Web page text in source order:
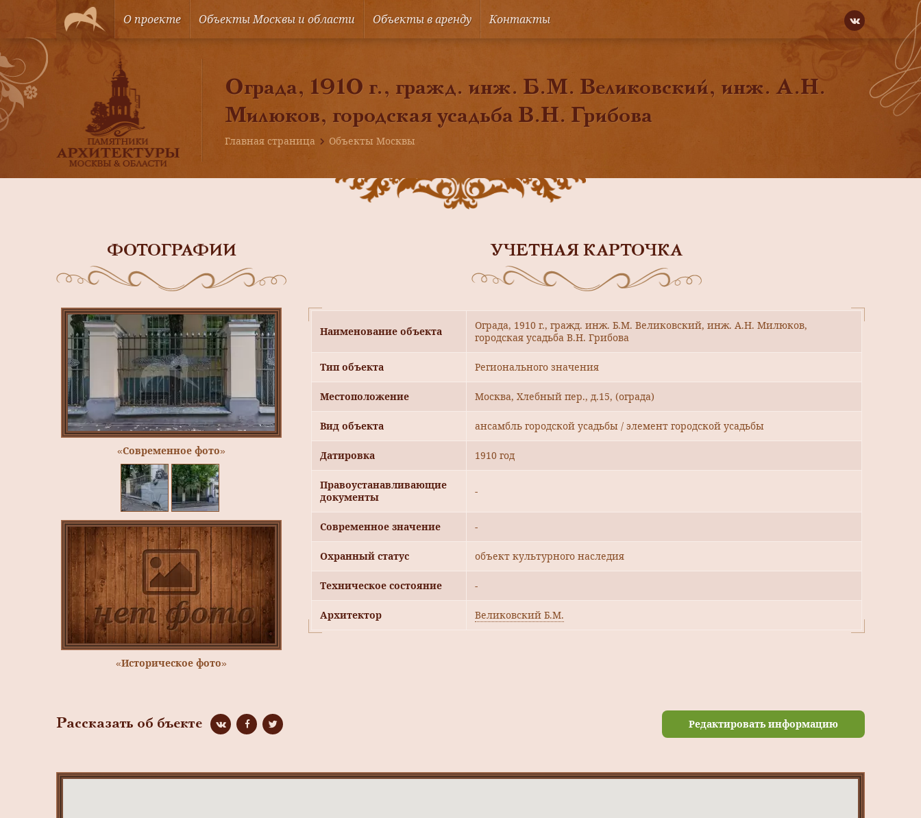
О проекте Объекты Москвы и области Объекты в аренду Контакты
Ограда, 1910 г., гражд. инж. Б.М. Великовский, инж. А.Н.
Милюков, городская усадьба В.Н. Грибова
Главная страница Объекты Москвы
ФОТОГРАФИИ
«Современное фото»
«Историческое фото»
УЧЕТНАЯ КАРТОЧКА
Наименование объекта
Ограда, 1910 г., гражд. инж. Б.М. Великовский, инж. А.Н. Милюков,
городская усадьба В.Н. Грибова
Тип объекта Регионального значения
Местоположение Москва, Хлебный пер., д.15, (ограда)
Вид объекта ансамбль городской усадьбы / элемент городской усадьбы
Датировка 1910 год
Правоустанавливающие
документы
-
Современное значение -
Охранный статус объект культурного наследия
Техническое состояние -
Архитектор Великовский Б.М.
Рассказать об бъекте Редактировать информацию